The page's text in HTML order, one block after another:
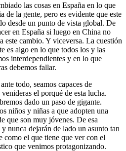
las cosas en España en lo que
de la gente, pero es evidente que este
desde un punto de vista global. De
en España si luego en China no
este cambio. Y viceversa. La cuestión
es algo en lo que todos los y las
interdependientes y en lo que
debemos fallar.
todo, seamos capaces de
el porqué de esta lucha.
dado un paso de gigante.
niños y niñas a que adopten una
que son muy jóvenes. De esa
nunca dejarán de lado un asunto tan
como el que tiene que ver con el
que venimos protagonizando.